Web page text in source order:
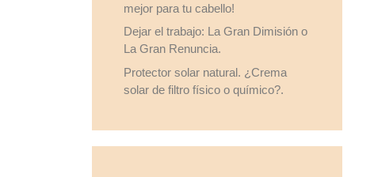
mejor para tu cabello!
Dejar el trabajo: La Gran Dimisión o
La Gran Renuncia.
Protector solar natural. ¿Crema
solar de filtro físico o químico?.